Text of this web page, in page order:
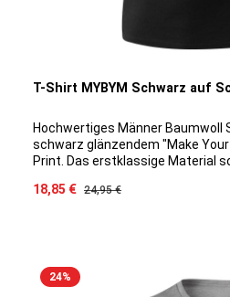
T-Shirt MYBYM Schwarz auf
Hochwertiges Männer Baumwoll
schwarz glänzendem "Make
Print. Das erstklassige Material
intensiveren Trainingseinheiten.
Verkaufspreis:
18,85 € Regulärer Preis:
24,95 €
24%